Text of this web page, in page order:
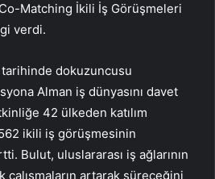
Matching İkili İş Görüşmeleri
verdi.
dokuzuncusu
Alman iş dünyasını davet
42 ülkeden katılım
ikili iş görüşmesinin
Bulut, uluslararası iş ağlarının
artarak süreceğini